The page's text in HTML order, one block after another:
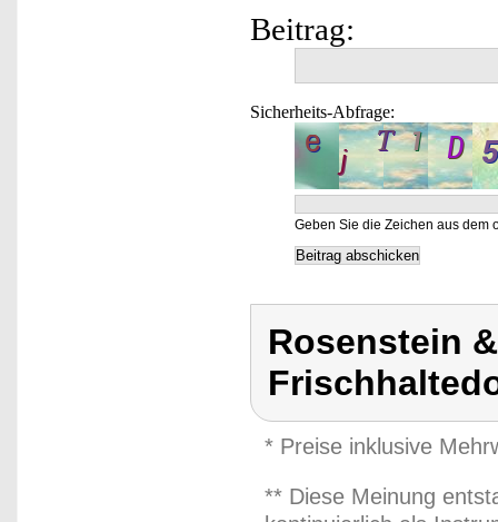
Beitrag:
Sicherheits-Abfrage:
Geben Sie die Zeichen aus dem
Rosenstein
* Preise inklusive
** Diese Meinung